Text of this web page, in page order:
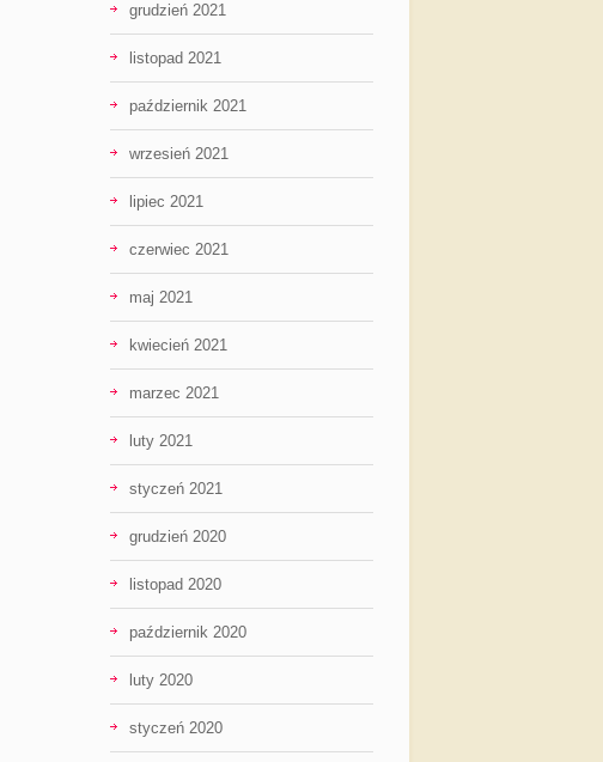
grudzień 2021
listopad 2021
październik 2021
wrzesień 2021
lipiec 2021
czerwiec 2021
maj 2021
kwiecień 2021
marzec 2021
luty 2021
styczeń 2021
grudzień 2020
listopad 2020
październik 2020
luty 2020
styczeń 2020